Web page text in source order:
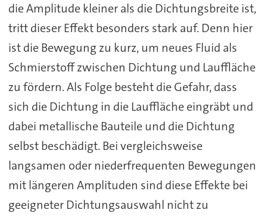
die Amplitude kleiner als die Dichtungsbreite ist,
tritt dieser Effekt besonders stark auf. Denn hier
ist die Bewegung zu kurz, um neues Fluid als
Schmierstoff zwischen Dichtung und Lauffläche
zu fördern. Als Folge besteht die Gefahr, dass
sich die Dichtung in die Lauffläche eingräbt und
dabei metallische Bauteile und die Dichtung
selbst beschädigt. Bei vergleichsweise
langsamen oder niederfrequenten Bewegungen
mit längeren Amplituden sind diese Effekte bei
geeigneter Dichtungsauswahl nicht zu